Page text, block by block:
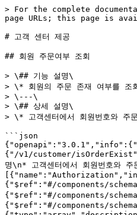
> For the complete
page URLs; this page is
# 고객 센터 제공
## 회원 주문여부 조회
> \## 기능 설명\
> \* 회원의 주문 존재 여부를 조
> \---\
> \## 상세 설명\
> \* 고객센터에서 회원번호와 주
```json
{"/v1/customer/
명\n* 고객센터에서 회원번호
{"$ref":"#/components/
{"$ref":"#/components/
{"$ref":"#/components/